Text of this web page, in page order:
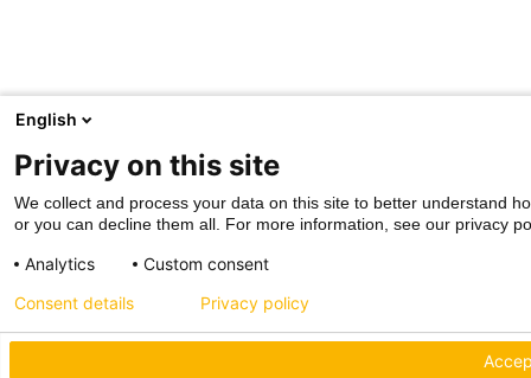
English
Privacy on this site
We collect and process your data on this site to better understand
or you can decline them all. For more information, see our privacy
Analytics Custom consent
Consent details Privacy policy